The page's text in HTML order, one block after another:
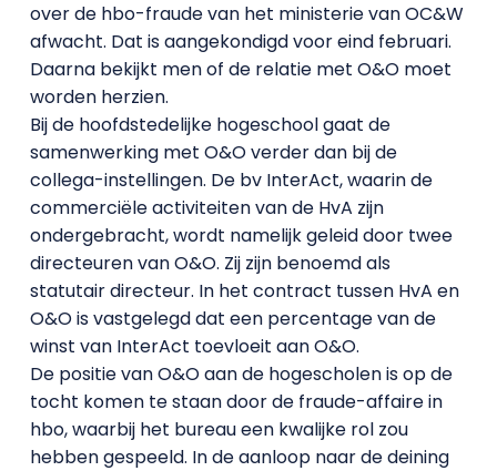
over de hbo-fraude van het ministerie van OC&W
afwacht. Dat is aangekondigd voor eind februari.
Daarna bekijkt men of de relatie met O&O moet
worden herzien.
Bij de hoofdstedelijke hogeschool gaat de
samenwerking met O&O verder dan bij de
collega-instellingen. De bv InterAct, waarin de
commerciële activiteiten van de HvA zijn
ondergebracht, wordt namelijk geleid door twee
directeuren van O&O. Zij zijn benoemd als
statutair directeur. In het contract tussen HvA en
O&O is vastgelegd dat een percentage van de
winst van InterAct toevloeit aan O&O.
De positie van O&O aan de hogescholen is op de
tocht komen te staan door de fraude-affaire in
hbo, waarbij het bureau een kwalijke rol zou
hebben gespeeld. In de aanloop naar de deining